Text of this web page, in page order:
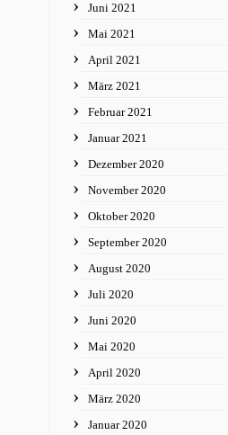
Juni 2021
Mai 2021
April 2021
März 2021
Februar 2021
Januar 2021
Dezember 2020
November 2020
Oktober 2020
September 2020
August 2020
Juli 2020
Juni 2020
Mai 2020
April 2020
März 2020
Januar 2020